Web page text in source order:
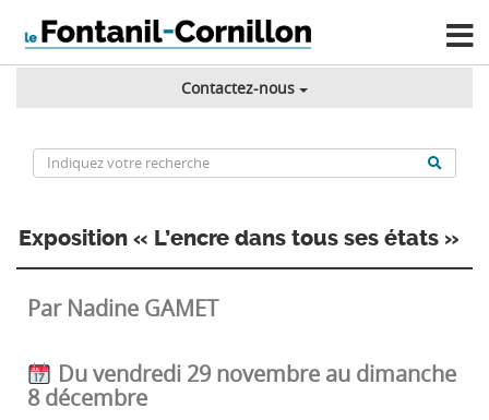
Contactez-nous
Exposition « L’encre dans tous ses états »
Par Nadine GAMET
Du vendredi 29 novembre au dimanche
8 décembre